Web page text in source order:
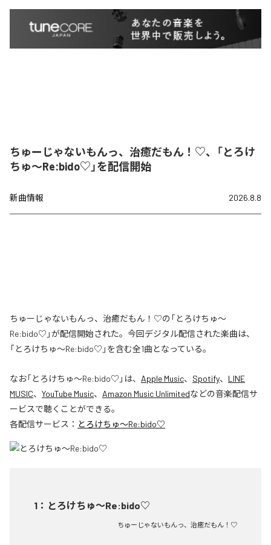
ちゅーじゃないもんっ、治癒だもん！♡、「とろけ
ちゅ〜Re:bido♡」を配信開始
新曲情報 2026.8.8
ちゅーじゃないもんっ、治癒だもん！♡の「とろけちゅ〜
Re:bido♡」が配信開始された。今回デジタル配信された楽曲は、
「とろけちゅ〜Re:bido♡」を含む全1曲となっている。
なお「とろけちゅ〜Re:bido♡ 」は、 Apple Music、 Spotify、 LINE
MUSIC、 YouTube Music、 Amazon Music Unlimitedなどの音楽配信サ
ービスで聴くことができる。
各配信サービス： とろけちゅ〜Re:bido♡
1 ： とろけちゅ〜Re:bido♡
ちゅーじゃないもんっ、治癒だもん！♡